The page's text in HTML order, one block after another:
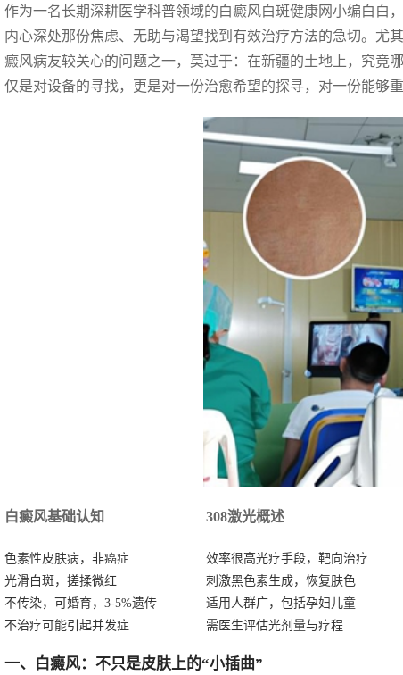
作为一名长期深耕医学科普领域的白癜风白斑健康网小编白白
内心深处那份焦虑、无助与渴望找到有效治疗方法的急切。尤
癜风病友较关心的问题之一，莫过于：在新疆的土地上，究竟
仅是对设备的寻找，更是对一份治愈希望的探寻，对一份能够
白癜风基础认知
色素性皮肤病，非癌症
光滑白斑，搓揉微红
不传染，可婚育，3-5%遗传
不治疗可能引起并发症
308激光概述
效率很高光疗手段，靶向治疗
刺激黑色素生成，恢复肤色
适用人群广，包括孕妇儿童
需医生评估光剂量与疗程
一、白癜风：不只是皮肤上的“小插曲”